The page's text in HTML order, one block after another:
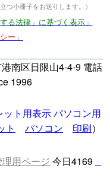
つ小冊子をお送りします。）
る法律」に基づく表示」
ー」
南区日限山4-4-9 電話
1996
ット用表示パソコン用
ト パソコン 印刷）
理用ページ 今日4169